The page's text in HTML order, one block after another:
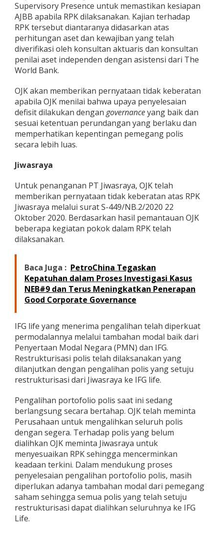
Supervisory Presence untuk memastikan kesiapan
AJBB apabila RPK dilaksanakan. Kajian terhadap
RPK tersebut diantaranya didasarkan atas
perhitungan aset dan kewajiban yang telah
diverifikasi oleh konsultan aktuaris dan konsultan
penilai aset independen dengan asistensi dari The
World Bank.
OJK akan memberikan pernyataan tidak keberatan
apabila OJK menilai bahwa upaya penyelesaian
defisit dilakukan dengan governanceyang baik dan
sesuai ketentuan perundangan yang berlaku dan
memperhatikan kepentingan pemegang polis
secara lebih luas.
Jiwasraya
Untuk penanganan PT Jiwasraya, OJK telah
memberikan pernyataan tidak keberatan atas RPK
Jiwasraya melalui surat S-449/NB.2/2020 22
Oktober 2020. Berdasarkan hasil pemantauan OJK
beberapa kegiatan pokok dalam RPK telah
dilaksanakan.
Baca Juga : PetroChina Tegaskan
Kepatuhan dalam Proses Investigasi Kasus
NEB#9 dan Terus Meningkatkan Penerapan
Good Corporate Governance
IFG life yang menerima pengalihan telah diperkuat
permodalannya melalui tambahan modal baik dari
Penyertaan Modal Negara (PMN) dan IFG.
Restrukturisasi polis telah dilaksanakan yang
dilanjutkan dengan pengalihan polis yang setuju
restrukturisasi dari Jiwasraya ke IFG life.
Pengalihan portofolio polis saat ini sedang
berlangsung secara bertahap. OJK telah meminta
Perusahaan untuk mengalihkan seluruh polis
dengan segera. Terhadap polis yang belum
dialihkan OJK meminta Jiwasraya untuk
menyesuaikan RPK sehingga mencerminkan
keadaan terkini. Dalam mendukung proses
penyelesaian pengalihan portofolio polis, masih
diperlukan adanya tambahan modal dari pemegang
saham sehingga semua polis yang telah setuju
restrukturisasi dapat dialihkan seluruhnya ke IFG
Life.